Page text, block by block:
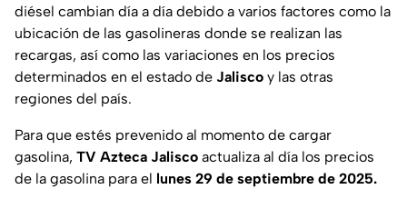
diésel cambian día a día debido a varios factores como la
ubicación de las gasolineras donde se realizan las
recargas, así como las variaciones en los precios
determinados en el estado de Jalisco y las otras
regiones del país.
Para que estés prevenido al momento de cargar
gasolina, TV Azteca Jalisco actualiza al día los precios
de la gasolina para el lunes 29 de septiembre de 2025.